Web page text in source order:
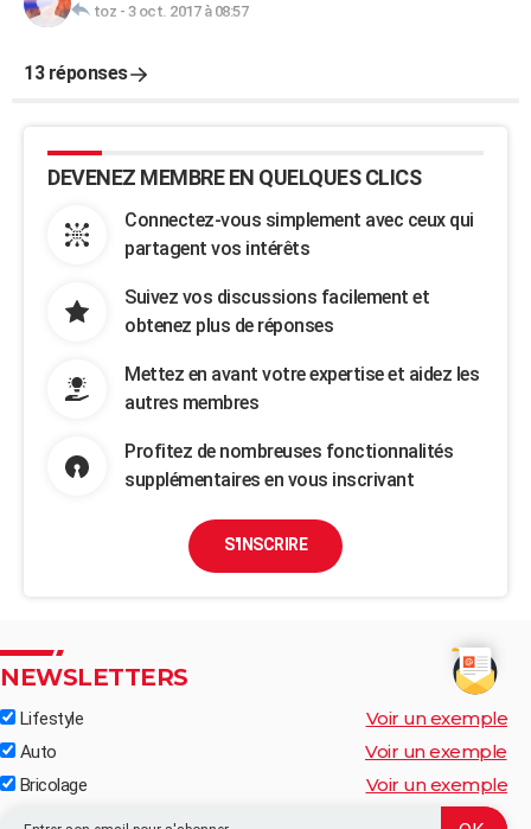
toz - 3 oct. 2017 à 08:57
13 réponses
DEVENEZ MEMBRE EN QUELQUES CLICS
Connectez-vous simplement avec ceux qui
partagent vos intérêts
Suivez vos discussions facilement et
obtenez plus de réponses
Mettez en avant votre expertise et aidez les
autres membres
Profitez de nombreuses fonctionnalités
supplémentaires en vous inscrivant
S'INSCRIRE
NEWSLETTERS
Lifestyle Voir un exemple
Auto Voir un exemple
Bricolage Voir un exemple